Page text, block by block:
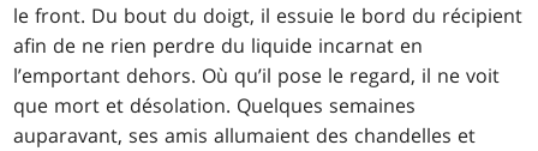
le front. Du bout du doigt, il essuie le bord du récipient
afin de ne rien perdre du liquide incarnat en
l’emportant dehors. Où qu’il pose le regard, il ne voit
que mort et désolation. Quelques semaines
auparavant, ses amis allumaient des chandelles et